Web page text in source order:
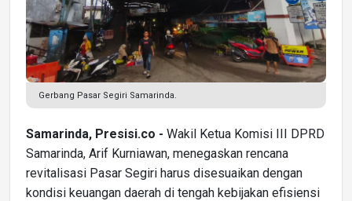
Gerbang Pasar Segiri Samarinda.
Samarinda, Presisi.co - Wakil Ketua Komisi III DPRD
Samarinda, Arif Kurniawan, menegaskan rencana
revitalisasi Pasar Segiri harus disesuaikan dengan
kondisi keuangan daerah di tengah kebijakan efisiensi